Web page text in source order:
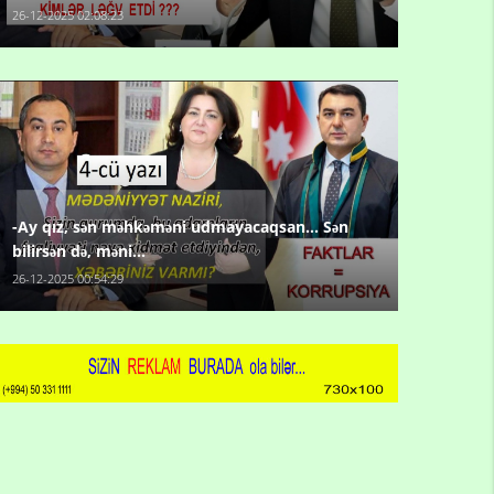
26-12-2025 02:08:23
-Ay qız, sən məhkəməni udmayacaqsan... Sən
bilirsən də, məni...
26-12-2025 00:54:29